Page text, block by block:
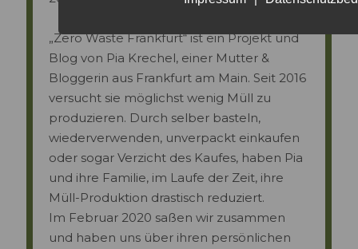
„Zero Waste Frankfurt“ ist ein Projekt und
Blog von Pia Krechel, einer Mutter &
Bloggerin aus Frankfurt am Main. Seit 2016
versucht sie möglichst wenig Müll zu
produzieren. Durch selber basteln,
wiederverwenden, unverpackt einkaufen
oder sogar Verzicht des Kaufes, haben Pia
und ihre Familie, im Laufe der Zeit, ihre
Müll-Produktion drastisch reduziert.
Im Februar 2020 saßen wir zusammen
und haben uns über ihren persönlichen